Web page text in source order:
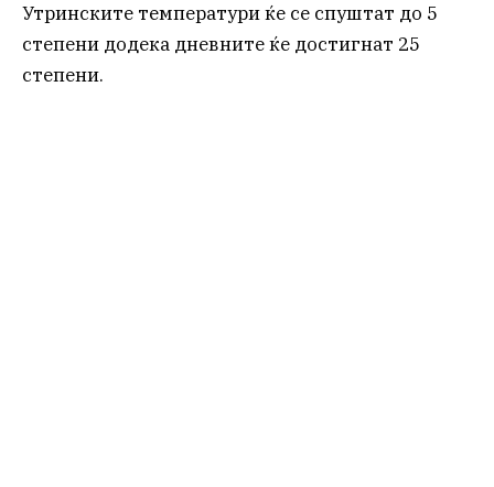
Утринските температури ќе се спуштат до 5
степени додека дневните ќе достигнат 25
степени.